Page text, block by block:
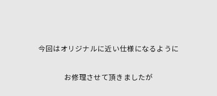
今回はオリジナルに近い仕様になるように
お修理させて頂きましたが